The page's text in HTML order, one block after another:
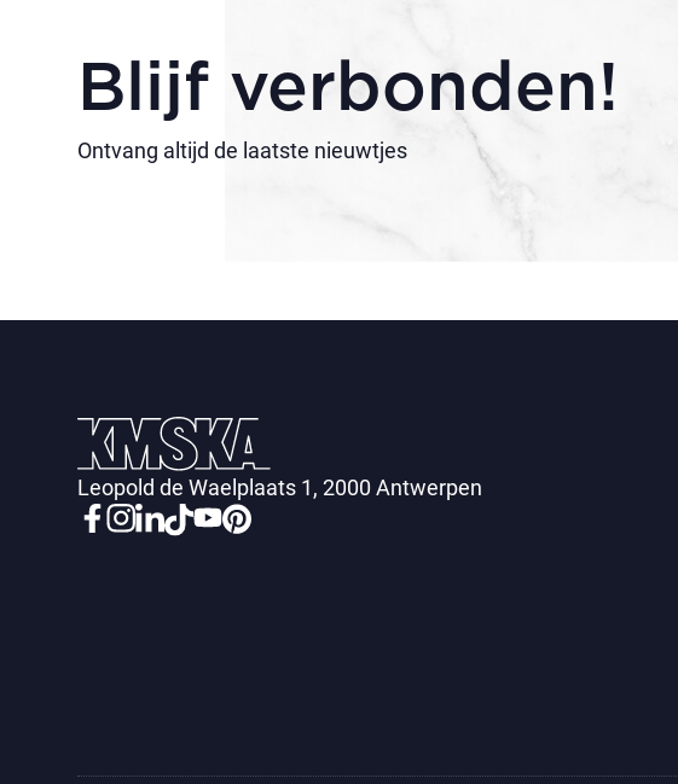
Blijf verbonden!
Ontvang altijd de laatste nieuwtjes
Leopold de Waelplaats 1, 2000 Antwerpen